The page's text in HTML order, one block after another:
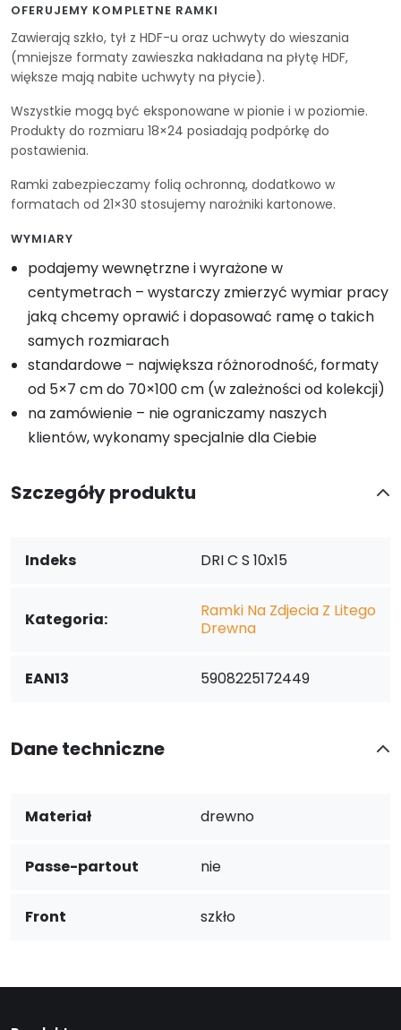
OFERUJEMY KOMPLETNE RAMKI
Zawierają szkło, tył z HDF-u oraz uchwyty do wieszania
(mniejsze formaty zawieszka nakładana na płytę HDF,
większe mają nabite uchwyty na płycie).
Wszystkie mogą być eksponowane w pionie i w poziomie.
Produkty do rozmiaru 18×24 posiadają podpórkę do
postawienia.
Ramki zabezpieczamy folią ochronną, dodatkowo w
formatach od 21×30 stosujemy narożniki kartonowe.
WYMIARY
podajemy wewnętrzne i wyrażone w
centymetrach – wystarczy zmierzyć wymiar pracy
jaką chcemy oprawić i dopasować ramę o takich
samych rozmiarach
standardowe – największa różnorodność, formaty
od 5×7 cm do 70×100 cm (w zależności od kolekcji)
na zamówienie – nie ograniczamy naszych
klientów, wykonamy specjalnie dla Ciebie
Szczegóły produktu
Indeks DRI C S 10x15
Kategoria:
Ramki Na Zdjecia Z Litego
Drewna
EAN13 5908225172449
Dane techniczne
Materiał drewno
Passe-partout nie
Front szkło